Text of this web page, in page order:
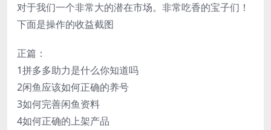
对于我们一个非常大的潜在市场。非常吃香的宝子们！
下面是操作的收益截图
正篇：
1拼多多助力是什么你知道吗
2闲鱼应该如何正确的养号
3如何完善闲鱼资料
4如何正确的上架产品